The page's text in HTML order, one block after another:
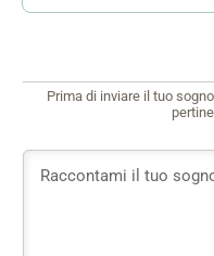
Prima di inviare il tuo